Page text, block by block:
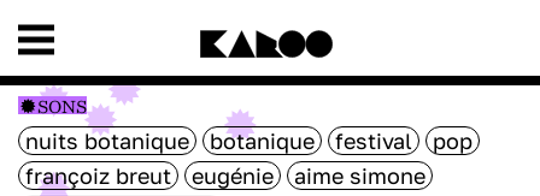
SONS
nuits botanique botanique festival
pop
françoiz breut
eugénie
aime simone